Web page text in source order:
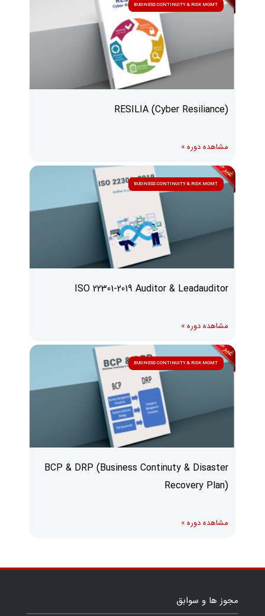
BUSINESS CONTINUITY & RISK MGMT
RESILIA (Cyber Resiliance)
مشاهده دوره »
BUSINESS CONTINUITY & RISK MGMT
ISO 22301-2019 Auditor & Leadauditor
مشاهده دوره »
BUSINESS CONTINUITY & RISK MGMT
BCP & DRP (Business Continuty & Disaster
Recovery Plan)
مشاهده دوره »
مجوز ها و سوابق